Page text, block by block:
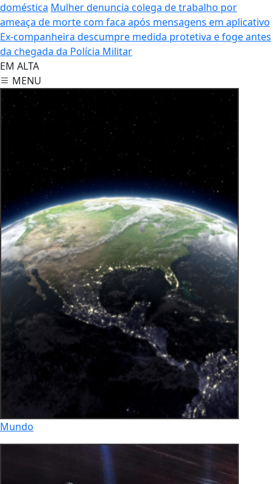
doméstica Mulher denuncia colega de trabalho por
ameaça de morte com faca após mensagens em aplicativo
Ex-companheira descumpre medida protetiva e foge antes
da chegada da Polícia Militar
EM ALTA
MENU
Mundo